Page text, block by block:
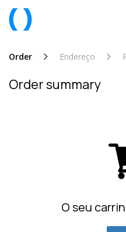
Pular para o conteúdo
Order Endereço
Order summary
O seu